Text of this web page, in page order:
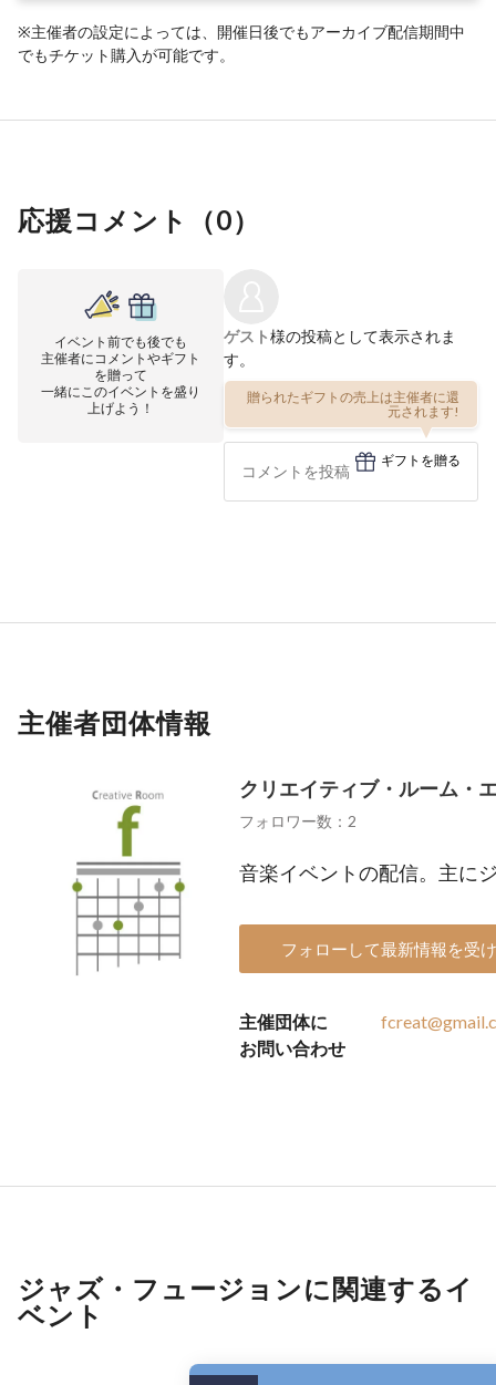
※主催者の設定によっては、開催日後でもアーカイブ配信期間中
でもチケット購入が可能です。
応援コメント（0）
イベント前でも後でも
主催者にコメントやギフト
を贈って
一緒にこのイベントを盛り
上げよう！
ゲスト様の投稿として表示されま
す。
贈られたギフトの売上は主催者に還
元されます!
ギフトを贈る
主催者団体情報
クリエイティブ・ルーム・
フォロワー数：2
音楽イベントの配信。主に
フォローして最新情報を受
主催団体に
お問い合わせ
ジャズ・フュージョンに関連するイ
ベント